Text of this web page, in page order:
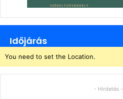
Időjárás
You need to set the Location.
- Hirdetés -